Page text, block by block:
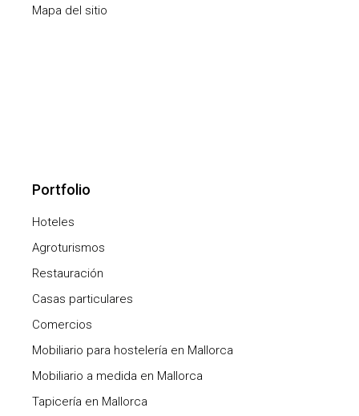
Mapa del sitio
Portfolio
Hoteles
Agroturismos
Restauración
Casas particulares
Comercios
Mobiliario para hostelería en Mallorca
Mobiliario a medida en Mallorca
Tapicería en Mallorca